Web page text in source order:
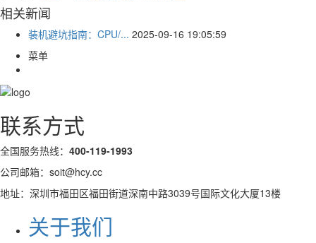
相关新闻
装机避坑指南：CPU/... 2025-09-16 19:05:59
菜单
联系方式
全国服务热线： 400-119-1993
公司邮箱：soit@hcy.cc
地址：深圳市福田区福田街道深南中路3039号国际文化大厦13楼
关于我们